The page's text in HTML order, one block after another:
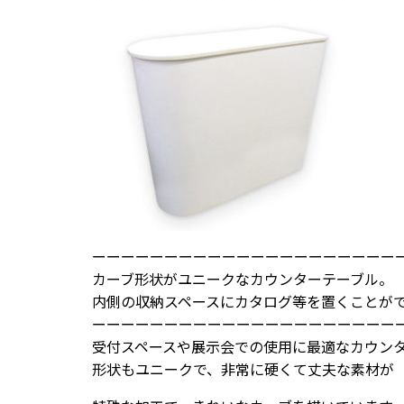
ーーーーーーーーーーーーーーーーーーーーー
カーブ形状がユニークなカウンターテーブル。
内側の収納スペースにカタログ等を置くことがで
ーーーーーーーーーーーーーーーーーーーーー
受付スペースや展示会での使用に最適なカウン
形状もユニークで、非常に硬くて丈夫な素材が